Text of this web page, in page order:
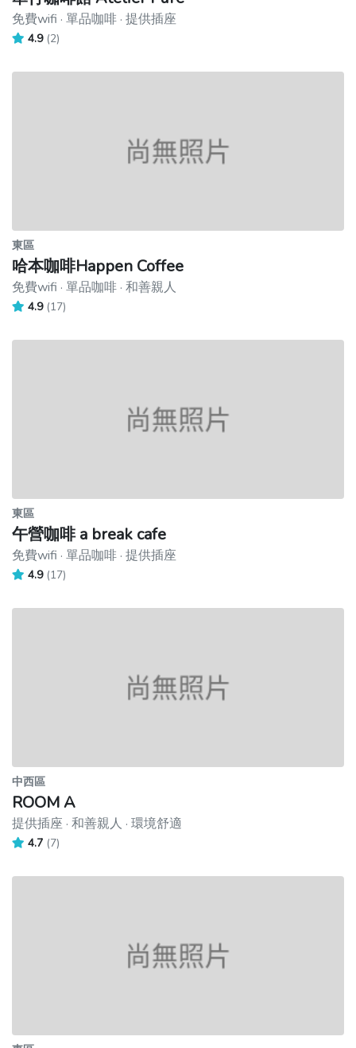
免費wifi · 單品咖啡 · 提供插座
4.9 (2)
東區
哈本咖啡Happen Coffee
免費wifi · 單品咖啡 · 和善親人
4.9 (17)
東區
午營咖啡 a break cafe
免費wifi · 單品咖啡 · 提供插座
4.9 (17)
中西區
ROOM A
提供插座 · 和善親人 · 環境舒適
4.7 (7)